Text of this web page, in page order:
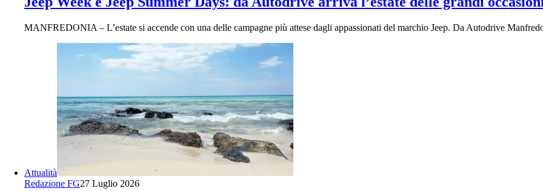
MANFREDONIA – L’estate si accende con una delle campagne più attese dagli appassionati del marchio Jeep. Da Autodrive
Attualità
Redazione FG27 Luglio 2026